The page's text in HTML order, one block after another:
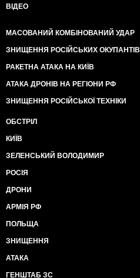
ВІДЕО
МАСОВАНИЙ КОМБІНОВАНИЙ УДАР
ЗНИЩЕННЯ РОСІЙСЬКИХ ОКУПАНТІВ
РАКЕТНА АТАКА НА КИЇВ
АТАКА ДРОНІВ НА РЕГІОНИ РФ
ЗНИЩЕННЯ РОСІЙСЬКОЇ ТЕХНІКИ
ОБСТРІЛ
КИЇВ
ЗЕЛЕНСЬКИЙ ВОЛОДИМИР
РОСІЯ
ДРОНИ
АРМІЯ РФ
ПОЛЬЩА
ЗНИЩЕННЯ
АТАКА
ГЕНШТАБ ЗС